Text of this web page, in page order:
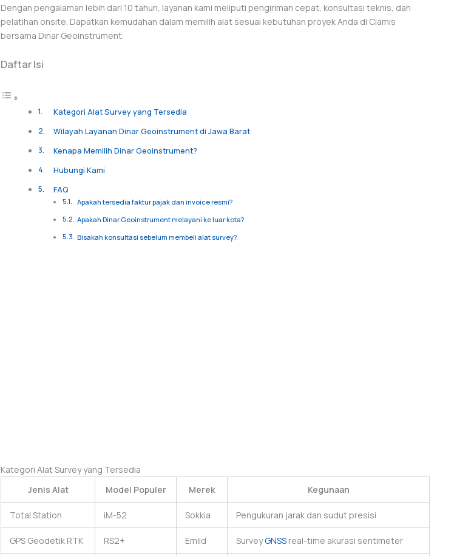
Dengan pengalaman lebih dari 10 tahun, layanan kami meliputi pengiriman cepat, konsultasi teknis, dan
pelatihan onsite. Dapatkan kemudahan dalam memilih alat sesuai kebutuhan proyek Anda di Ciamis
bersama Dinar Geoinstrument.
Daftar Isi
Kategori Alat Survey yang Tersedia
Wilayah Layanan Dinar Geoinstrument di Jawa Barat
Kenapa Memilih Dinar Geoinstrument?
Hubungi Kami
FAQ
Apakah tersedia faktur pajak dan invoice resmi?
Apakah Dinar Geoinstrument melayani ke luar kota?
Bisakah konsultasi sebelum membeli alat survey?
Kategori Alat Survey yang Tersedia
Jenis Alat
Model Populer Merek Kegunaan
Total Station iM-52 Sokkia Pengukuran jarak dan sudut presisi
GPS Geodetik RTK RS2+ Emlid SurveyGNSS real-time akurasi sentimeter